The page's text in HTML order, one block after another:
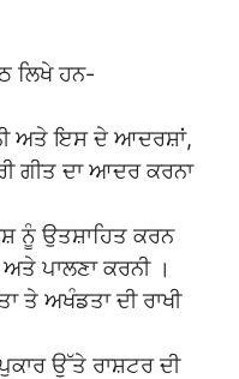
ਲਿਖੇ ਹਨ-
ਅਤੇ ਇਸ ਦੇ ਆਦਰਸ਼ਾਂ,
ਗੀਤ ਦਾ ਆਦਰ ਕਰਨਾ
ਨੂੰ ਉਤਸ਼ਾਹਿਤ ਕਰਨ
ਪਾਲਣਾ ਕਰਨੀ ।
ਤੇ ਅਖੰਡਤਾ ਦੀ ਰਾਖੀ
ਉੱਤੇ ਰਾਸ਼ਟਰ ਦੀ